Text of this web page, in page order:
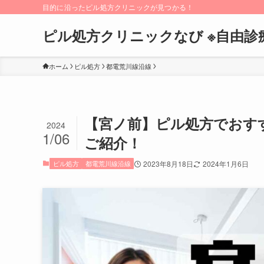
目的に沿ったピル処方クリニックが見つかる！
ピル処方クリニックなび ※自由診
ホーム ピル処方 都電荒川線沿線
【宮ノ前】ピル処方でお
ご紹介！
2024
1/06
ピル処方 都電荒川線沿線 2023年8月18日 2024年1月6日